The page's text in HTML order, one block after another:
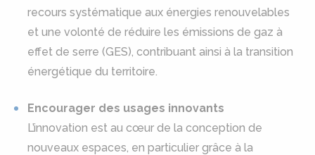
recours systématique aux énergies renouvelables
et une volonté de réduire les émissions de gaz à
effet de serre (GES), contribuant ainsi à la transition
énergétique du territoire.
Encourager des usages innovants
L’innovation est au cœur de la conception de
nouveaux espaces, en particulier grâce à la